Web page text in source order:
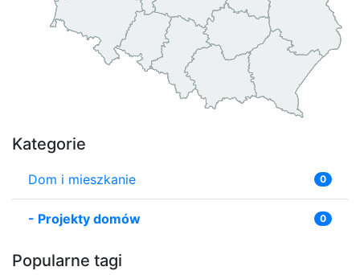
Kategorie
Dom i mieszkanie 0
- Projekty domów 0
Popularne tagi